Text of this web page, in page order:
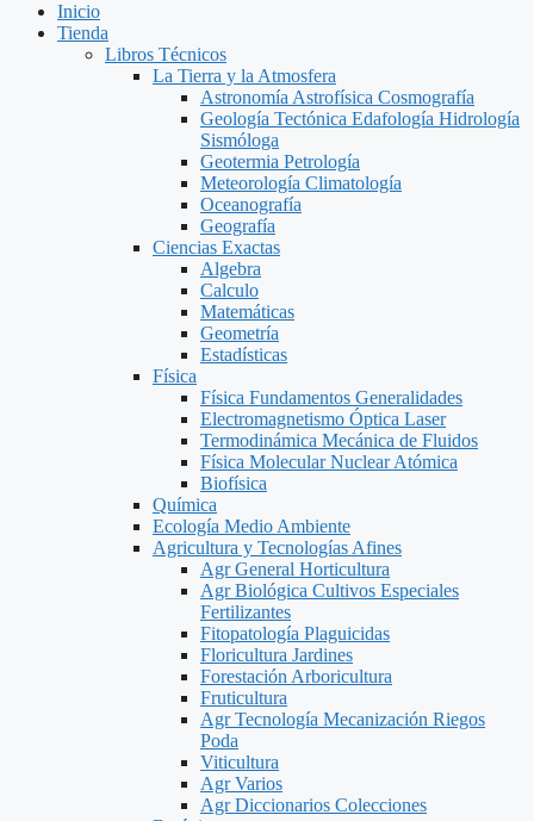
Inicio
Tienda
Libros Técnicos
La Tierra y la Atmosfera
Astronomía Astrofísica Cosmografía
Geología Tectónica Edafología Hidrología
Sismóloga
Geotermia Petrología
Meteorología Climatología
Oceanografía
Geografía
Ciencias Exactas
Algebra
Calculo
Matemáticas
Geometría
Estadísticas
Física
Física Fundamentos Generalidades
Electromagnetismo Óptica Laser
Termodinámica Mecánica de Fluidos
Física Molecular Nuclear Atómica
Biofísica
Química
Ecología Medio Ambiente
Agricultura y Tecnologías Afines
Agr General Horticultura
Agr Biológica Cultivos Especiales
Fertilizantes
Fitopatología Plaguicidas
Floricultura Jardines
Forestación Arboricultura
Fruticultura
Agr Tecnología Mecanización Riegos
Poda
Viticultura
Agr Varios
Agr Diccionarios Colecciones